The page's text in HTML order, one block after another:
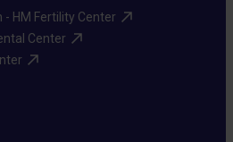
- HM Fertility Center​
Center​